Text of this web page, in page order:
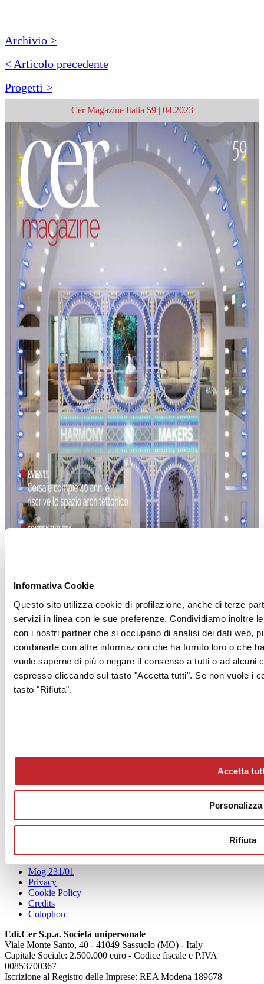
Informativa Cookie
Questo sito utilizza cookie di profilazione, anche di terze
servizi in linea con le sue preferenze. Condividiamo inoltre
con i nostri partner che si occupano di analisi dei dati web,
combinarle con altre informazioni che ha fornito loro o che
vuole saperne di più o negare il consenso a tutti o ad alcuni
espresso cliccando sul tasto "Accetta tutti". Se non vuole i
tasto "Rifiuta".
Accetta
Personalizza
Rifiuta
Archivio >
< Articolo precedente
Progetti >
Cer Magazine Italia 59 | 04.2023
Mog 231/01
Privacy
Cookie Policy
Credits
Colophon
Edi.Cer S.p.a. Società unipersonale
Viale Monte Santo, 40 - 41049 Sassuolo (MO) - Italy
Capitale Sociale: 2.500.000 euro - Codice fiscale e P.IVA
00853700367
Iscrizione al Registro delle Imprese: REA Modena 189678